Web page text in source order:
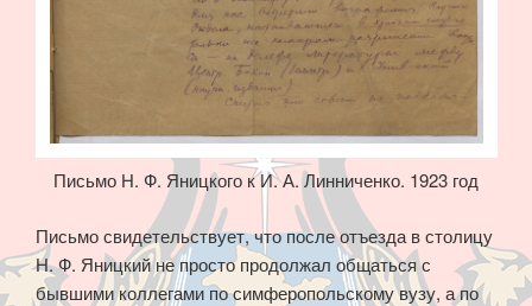
Письмо Н. Ф. Яницкого к И. А. Линниченко. 1923 год
Письмо свидетельствует, что после отъезда в столицу
Н. Ф. Яницкий не просто продолжал общаться с
бывшими коллегами по симферопольскому вузу, а по